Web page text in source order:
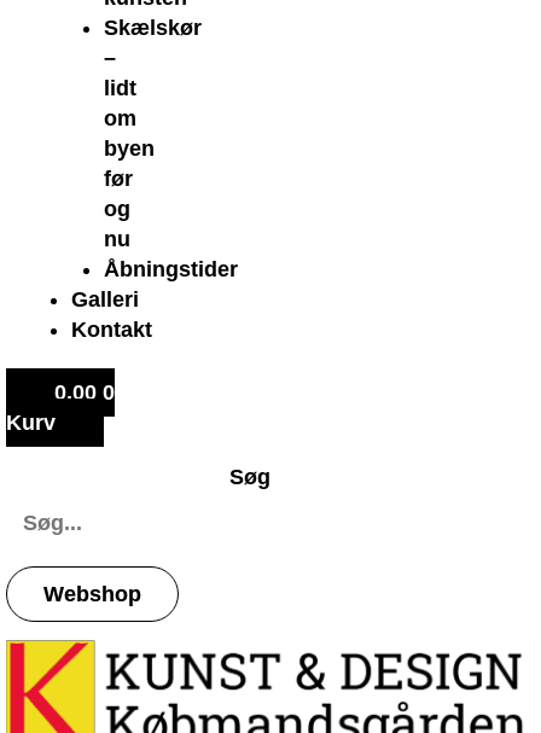
Skælskør
–
lidt
om
byen
før
og
nu
Åbningstider
Galleri
Kontakt
0,00 0
Kurv
Søg
Webshop